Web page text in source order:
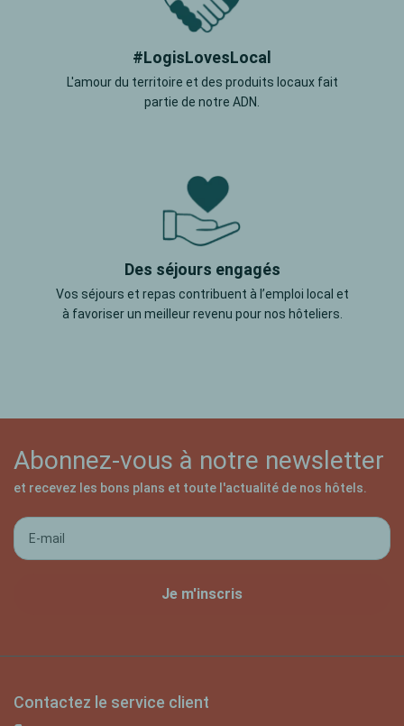
#LogisLovesLocal
L'amour du territoire et des produits locaux fait
partie de notre ADN.
Des séjours engagés
Vos séjours et repas contribuent à l’emploi local et
à favoriser un meilleur revenu pour nos hôteliers.
Abonnez-vous à notre newsletter
et recevez les bons plans et toute l'actualité de nos hôtels.
Contactez le service client